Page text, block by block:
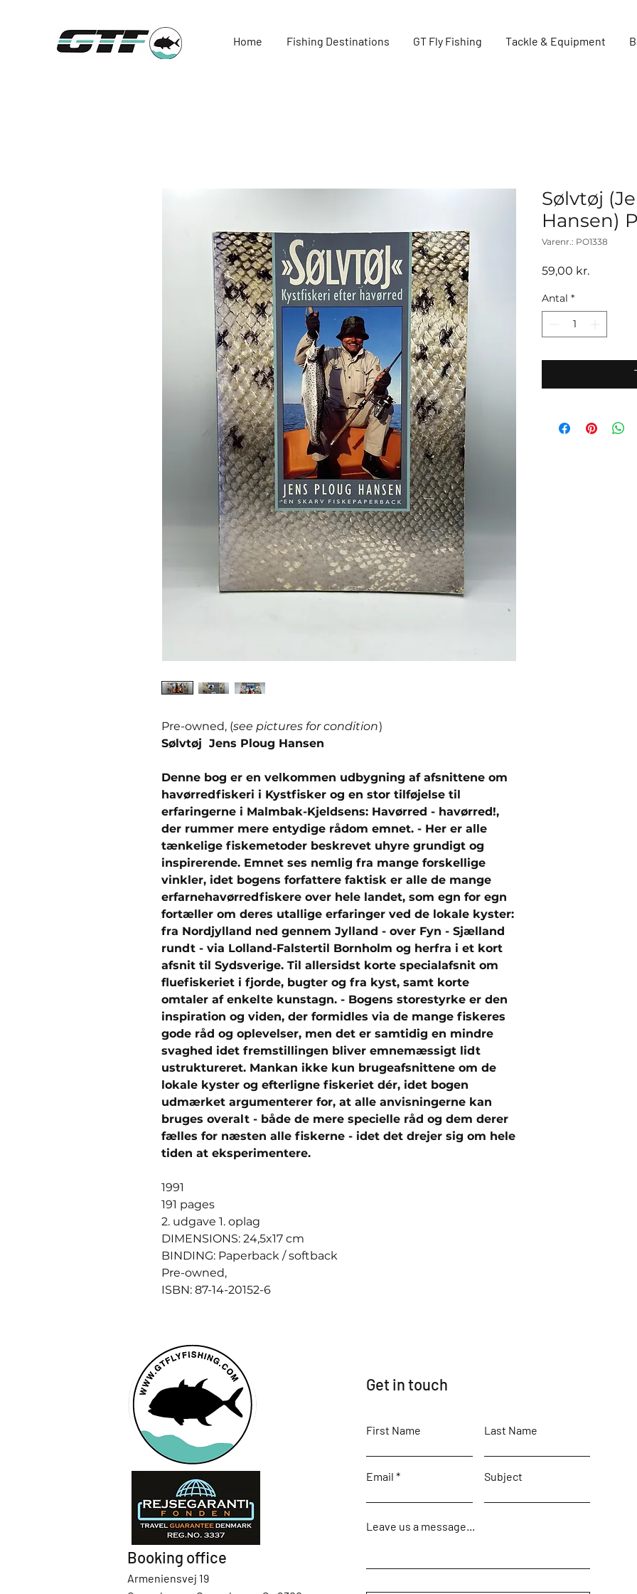
Home Fishing Destinations GT Fly Fishing Tackle & Equipment
Pre-owned, (see pictures for condition)
Sølvtøj Jens Ploug Hansen
Denne bog er en velkommen udbygning af afsnittene om
havørredfiskeri i Kystfisker og en stor tilføjelse til
erfaringerne i Malmbak-Kjeldsens: Havørred - havørred!,
der rummer mere entydige rådom emnet. - Her er alle
tænkelige fiskemetoder beskrevet uhyre grundigt og
inspirerende. Emnet ses nemlig fra mange forskellige
vinkler, idet bogens forfattere faktisk er alle de mange
erfarnehavørredfiskere over hele landet, som egn for egn
fortæller om deres utallige erfaringer ved de lokale kyster:
fra Nordjylland ned gennem Jylland - over Fyn - Sjælland
rundt - via Lolland-Falstertil Bornholm og herfra i et kort
afsnit til Sydsverige. Til allersidst korte specialafsnit om
fluefiskeriet i fjorde, bugter og fra kyst, samt korte
omtaler af enkelte kunstagn. - Bogens storestyrke er den
inspiration og viden, der formidles via de mange fiskeres
gode råd og oplevelser, men det er samtidig en mindre
svaghed idet fremstillingen bliver emnemæssigt lidt
ustruktureret. Mankan ikke kun brugeafsnittene om de
lokale kyster og efterligne fiskeriet dér, idet bogen
udmærket argumenterer for, at alle anvisningerne kan
bruges overalt - både de mere specielle råd og dem derer
fælles for næsten alle fiskerne - idet det drejer sig om hele
tiden at eksperimentere.
1991
191 pages
2. udgave 1. oplag
DIMENSIONS: 24,5x17 cm
BINDING: Paperback / softback
Pre-owned,
ISBN: 87-14-20152-6
Sølvtøj
Hansen)
Varenr.: PO1338
59,00 kr.Pris
Antal *
Booking office
Armeniensvej 19
Get in touch
First Name Last Name
Email Subject
Leave us a message...